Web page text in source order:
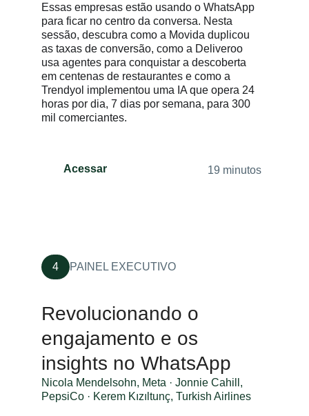
Essas empresas estão usando o WhatsApp
para ficar no centro da conversa. Nesta
sessão, descubra como a Movida duplicou
as taxas de conversão, como a Deliveroo
usa agentes para conquistar a descoberta
em centenas de restaurantes e como a
Trendyol implementou uma IA que opera 24
horas por dia, 7 dias por semana, para 300
mil comerciantes.
Acessar 19 minutos
4 PAINEL EXECUTIVO
Revolucionando o
engajamento e os
insights no WhatsApp
Nicola Mendelsohn, Meta · Jonnie Cahill,
PepsiCo · Kerem Kızıltunç, Turkish Airlines